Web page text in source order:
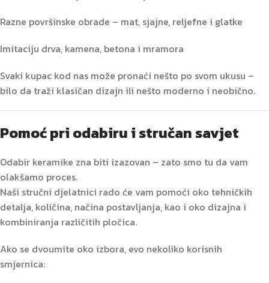
Razne površinske obrade – mat, sjajne, reljefne i glatke
Imitaciju drva, kamena, betona i mramora
Svaki kupac kod nas može pronaći nešto po svom ukusu –
bilo da traži klasičan dizajn ili nešto moderno i neobično.
Pomoć pri odabiru i stručan savjet
Odabir keramike zna biti izazovan – zato smo tu da vam
olakšamo proces.
Naši stručni djelatnici rado će vam pomoći oko tehničkih
detalja, količina, načina postavljanja, kao i oko dizajna i
kombiniranja različitih pločica.
Ako se dvoumite oko izbora, evo nekoliko korisnih
smjernica: